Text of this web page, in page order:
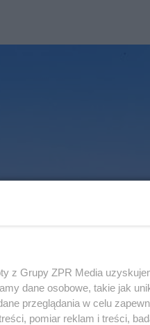
z Grupy ZPR Media
dane osobowe, takie jak
przeglądania w celu
pomiar reklam i treści,